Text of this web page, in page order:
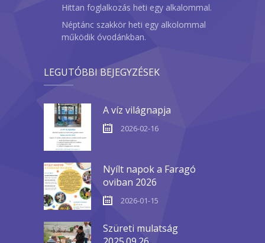
Hittan foglalkozás heti egy alkalommal.
Néptánc szakkör heti egy alkolommal
működik óvodánkban.
LEGUTÓBBI BEJEGYZÉSEK
A víz világnapja
2026-02-16
Nyílt napok a Faragó
oviban 2026
2026-01-15
Szüreti mulatság